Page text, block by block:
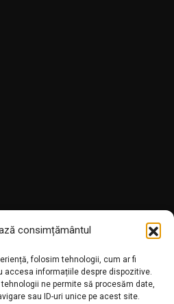
consimțământul
folosim tehnologii, cum ar fi
accesa informațiile despre dispozitive.
ne permite să procesăm date,
sau ID-uri unice pe acest site.
cele mai noi stiri din partea